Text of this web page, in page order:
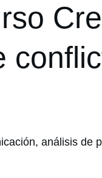
análisis de